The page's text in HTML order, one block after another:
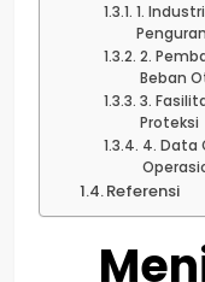
1.
2.
Beban
3.
Proteksi
4. Data
Referensi